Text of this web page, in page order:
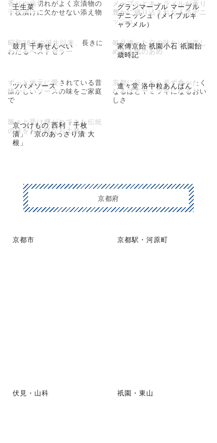
壬生菜
香りや歯切れがよく京漬物の
千枚漬けに欠かせない添え物
グランマーブル マーブル
デニッシュ（メイプルキ
ャラメル）
メープルとキャラメルが薫り
豊かに織り込まれた人気デニ
ッシュ
鼓月 千寿せんべい
昭和38年の誕生以来、長きに
わたるベストセラー
家傳京飴 祇園小石 祇園飴
歳時記
毎月違った京の味わいが楽し
める人気のあめ
ツバメソース
ずっと地元に愛されている昔
懐かしいソースの味をご家庭
で
進々堂 洛中粒あんぱん
京都に行ったら必ず食べたく
なるほどヤミツキになるおい
しさ
京つけもの 西利「千枚
漬」「京のあっさり漬 大
根」
脈々と受け継がれてきた伝統
の味をお手軽なお土産に
京都府
京都市 京都駅・河原町
伏見・山科 祇園・東山